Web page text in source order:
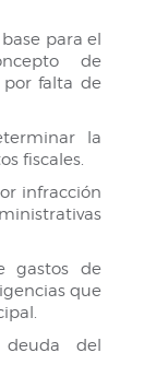
para el
de
falta de
la
fiscales.
infracción
gastos de
que
del